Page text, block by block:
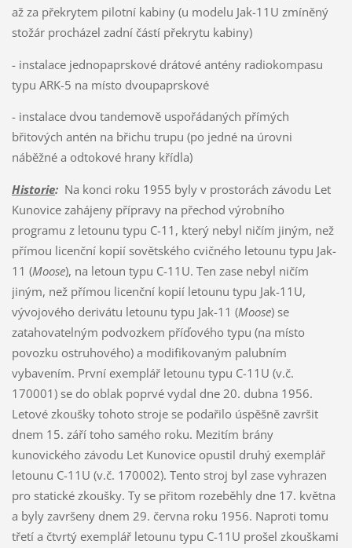
až za překrytem pilotní kabiny (u modelu Jak-11U zmíněný
stožár procházel zadní částí překrytu kabiny)
- instalace jednopaprskové drátové antény radiokompasu
typu ARK-5 na místo dvoupaprskové
- instalace dvou tandemově uspořádaných přímých
břitových antén na břichu trupu (po jedné na úrovni
náběžné a odtokové hrany křídla)
Historie:Na konci roku 1955 byly v prostorách závodu Let
Kunovice zahájeny přípravy na přechod výrobního
programu z letounu typu C-11, který nebyl ničím jiným, než
přímou licenční kopií sovětského cvičného letounu typu Jak-
11 (Moose), na letoun typu C-11U. Ten zase nebyl ničím
jiným, než přímou licenční kopií letounu typu Jak-11U,
vývojového derivátu letounu typu Jak-11 (Moose) se
zatahovatelným podvozkem příďového typu (na místo
povozku ostruhového) a modifikovaným palubním
vybavením. První exemplář letounu typu C-11U (v.č.
170001) se do oblak poprvé vydal dne 20. dubna 1956.
Letové zkoušky tohoto stroje se podařilo úspěšně završit
dnem 15. září toho samého roku. Mezitím brány
kunovického závodu Let Kunovice opustil druhý exemplář
letounu C-11U (v.č. 170002). Tento stroj byl zase vyhrazen
pro statické zkoušky. Ty se přitom rozeběhly dne 17. května
a byly završeny dnem 29. června roku 1956. Naproti tomu
třetí a čtvrtý exemplář letounu typu C-11U prošel zkouškami